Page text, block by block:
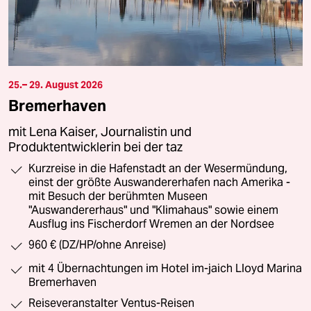
25.– 29. August 2026
Bremerhaven
mit Lena Kaiser, Journalistin und
Produktentwicklerin bei der taz
Kurzreise in die Hafenstadt an der Wesermündung,
einst der größte Auswandererhafen nach Amerika -
mit Besuch der berühmten Museen
"Auswandererhaus" und "Klimahaus" sowie einem
Ausflug ins Fischerdorf Wremen an der Nordsee
960 € (DZ/HP/ohne Anreise)
mit 4 Übernachtungen im Hotel im-jaich Lloyd Marina
Bremerhaven
Reiseveranstalter Ventus-Reisen